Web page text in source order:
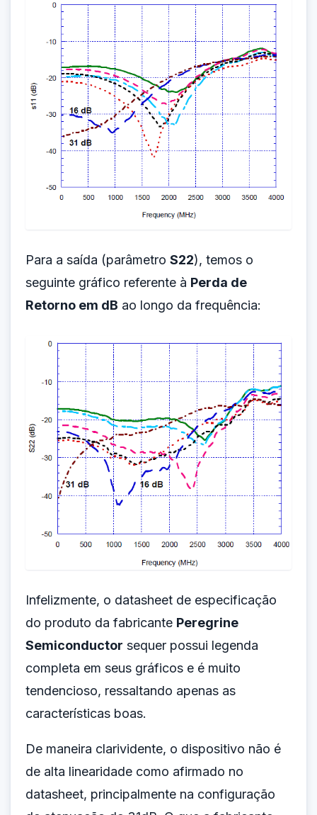
Para a saída (parâmetro S22), temos o
seguinte gráfico referente à Perda de
Retorno em dB ao longo da frequência:
Infelizmente, o datasheet de especificação
do produto da fabricante Peregrine
Semiconductor sequer possui legenda
completa em seus gráficos e é muito
tendencioso, ressaltando apenas as
características boas.
De maneira clarividente, o dispositivo não é
de alta linearidade como afirmado no
datasheet, principalmente na configuração